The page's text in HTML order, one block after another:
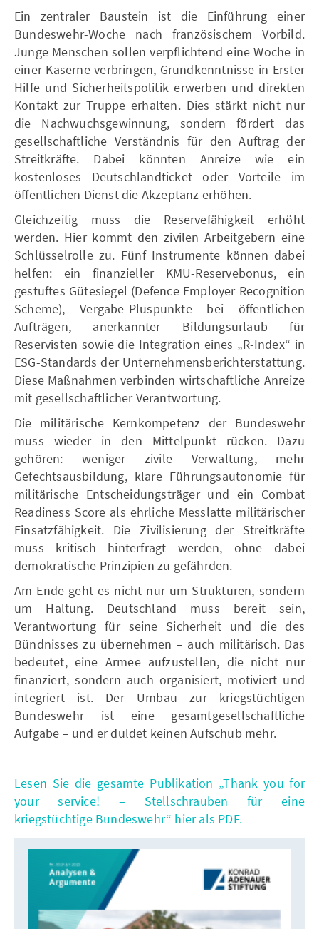
Ein zentraler Baustein ist die Einführung einer
Bundeswehr-Woche nach französischem Vorbild.
Junge Menschen sollen verpflichtend eine Woche in
einer Kaserne verbringen, Grundkenntnisse in Erster
Hilfe und Sicherheitspolitik erwerben und direkten
Kontakt zur Truppe erhalten. Dies stärkt nicht nur
die Nachwuchsgewinnung, sondern fördert das
gesellschaftliche Verständnis für den Auftrag der
Streitkräfte. Dabei könnten Anreize wie ein
kostenloses Deutschlandticket oder Vorteile im
öffentlichen Dienst die Akzeptanz erhöhen.
Gleichzeitig muss die Reservefähigkeit erhöht
werden. Hier kommt den zivilen Arbeitgebern eine
Schlüsselrolle zu. Fünf Instrumente können dabei
helfen: ein finanzieller KMU-Reservebonus, ein
gestuftes Gütesiegel (Defence Employer Recognition
Scheme), Vergabe-Pluspunkte bei öffentlichen
Aufträgen, anerkannter Bildungsurlaub für
Reservisten sowie die Integration eines „R-Index“ in
ESG-Standards der Unternehmensberichterstattung.
Diese Maßnahmen verbinden wirtschaftliche Anreize
mit gesellschaftlicher Verantwortung.
Die militärische Kernkompetenz der Bundeswehr
muss wieder in den Mittelpunkt rücken. Dazu
gehören: weniger zivile Verwaltung, mehr
Gefechtsausbildung, klare Führungsautonomie für
militärische Entscheidungsträger und ein Combat
Readiness Score als ehrliche Messlatte militärischer
Einsatzfähigkeit. Die Zivilisierung der Streitkräfte
muss kritisch hinterfragt werden, ohne dabei
demokratische Prinzipien zu gefährden.
Am Ende geht es nicht nur um Strukturen, sondern
um Haltung. Deutschland muss bereit sein,
Verantwortung für seine Sicherheit und die des
Bündnisses zu übernehmen – auch militärisch. Das
bedeutet, eine Armee aufzustellen, die nicht nur
finanziert, sondern auch organisiert, motiviert und
integriert ist. Der Umbau zur kriegstüchtigen
Bundeswehr ist eine gesamtgesellschaftliche
Aufgabe – und er duldet keinen Aufschub mehr.
Lesen Sie die gesamte Publikation „Thank you for
your service! – Stellschrauben für eine
kriegstüchtige Bundeswehr“ hier als PDF.